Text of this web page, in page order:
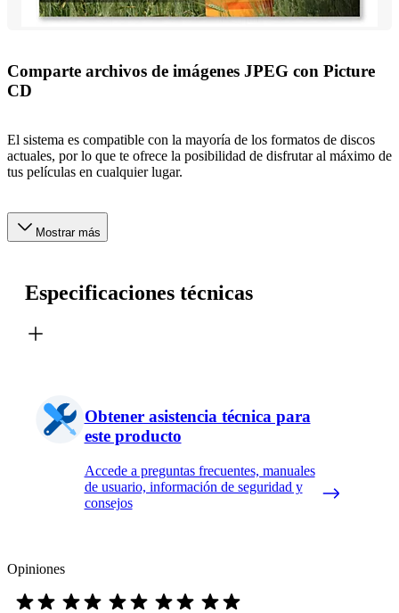
Comparte archivos de imágenes JPEG con Picture
CD
El sistema es compatible con la mayoría de los formatos de discos
actuales, por lo que te ofrece la posibilidad de disfrutar al máximo de
tus películas en cualquier lugar.
Mostrar más
Especificaciones técnicas
Obtener asistencia técnica para
este producto
Accede a preguntas frecuentes, manuales
de usuario, información de seguridad y
consejos
Opiniones